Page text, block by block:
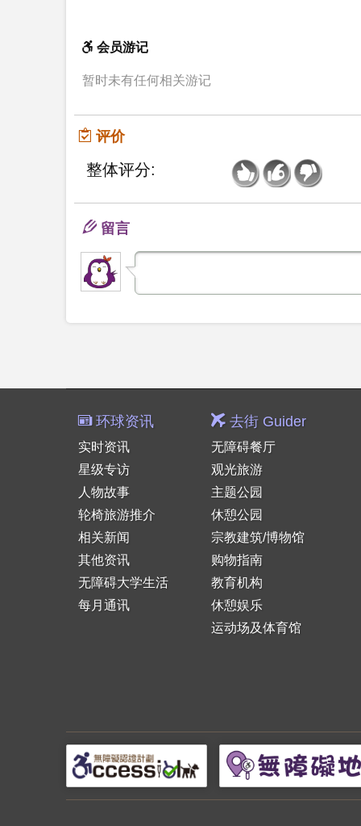
会员游记
暂时未有任何相关游记
评价
整体评分:
留言
环球资讯
实时资讯
星级专访
人物故事
轮椅旅游推介
相关新闻
其他资讯
无障碍大学生活
每月通讯
去街 Guider
无障碍餐厅
观光旅游
主题公园
休憩公园
宗教建筑/博物馆
购物指南
教育机构
休憩娱乐
运动场及体育馆